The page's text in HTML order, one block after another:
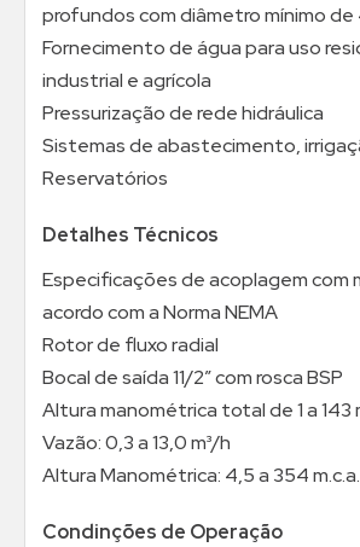
profundos com diâmetro mínimo de
Fornecimento de água para uso
industrial e agrícola
Pressurização de rede hidráulica
Sistemas de abastecimento,
Reservatórios
Detalhes Técnicos
Especificações de acoplagem com
acordo com a Norma NEMA
Rotor de fluxo radial
Bocal de saída 11/2” com rosca BSP
Altura manométrica total de 1 a 143
Vazão: 0,3 a 13,0 m³/h
Altura Manométrica: 4,5 a 354 m.c.a.
Condinções de Operação